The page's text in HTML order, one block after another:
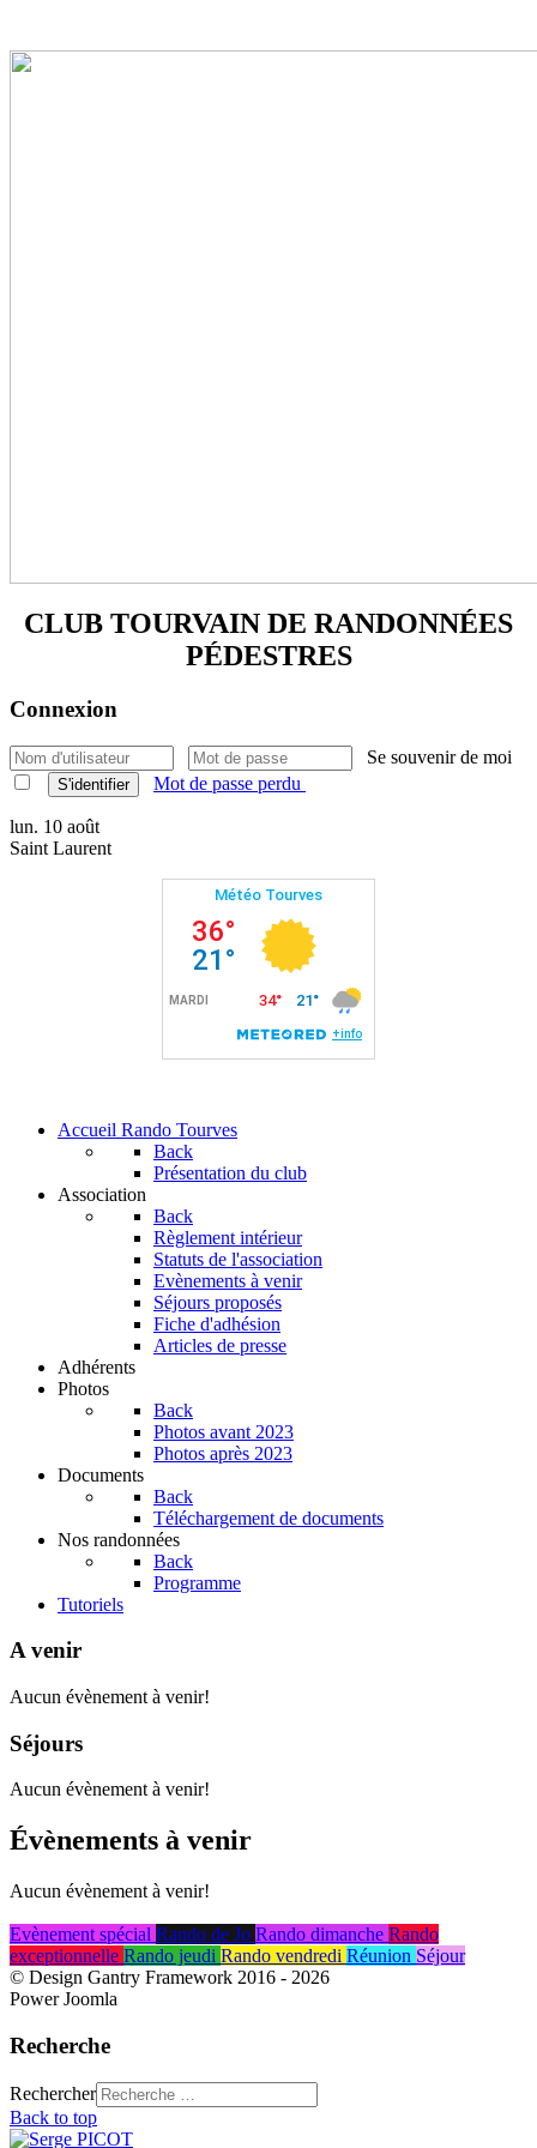
CLUB TOURVAIN DE RANDONNÉES
PÉDESTRES
Connexion
Se souvenir de moi
S'identifier Mot de passe perdu
lun. 10 août
Saint Laurent
Accueil Rando Tourves
Back
Présentation du club
Association
Back
Règlement intérieur
Statuts de l'association
Evènements à venir
Séjours proposés
Fiche d'adhésion
Articles de presse
Adhérents
Photos
Back
Photos avant 2023
Photos après 2023
Documents
Back
Téléchargement de documents
Nos randonnées
Back
Programme
Tutoriels
A venir
Aucun évènement à venir!
Séjours
Aucun évènement à venir!
Évènements à venir
Aucun évènement à venir!
Evènement spécial Rando de Jo Rando dimanche Rando
exceptionnelle Rando jeudi Rando vendredi Réunion Séjour
© Design Gantry Framework 2016 - 2026
Power Joomla
Recherche
Rechercher
Back to top